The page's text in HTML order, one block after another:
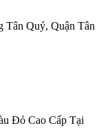
Tân Quý, Quận Tân
Đỏ Cao Cấp Tại